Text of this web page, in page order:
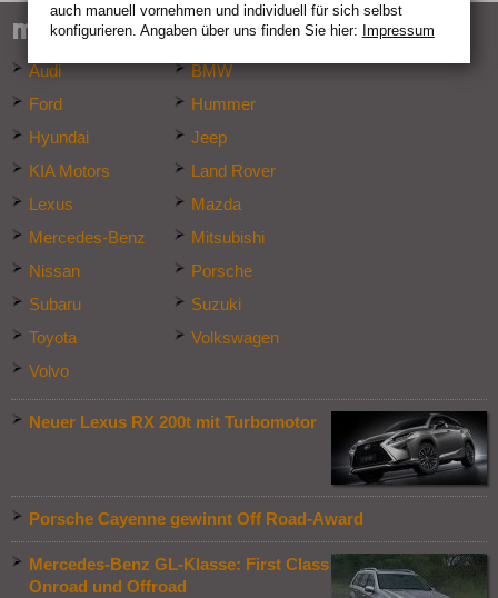
marken-specials
Audi
BMW
Ford
Hummer
Hyundai
Jeep
KIA Motors
Land Rover
Lexus
Mazda
Mercedes-Benz
Mitsubishi
Nissan
Porsche
Subaru
Suzuki
Toyota
Volkswagen
Volvo
Neuer Lexus RX 200t mit Turbomotor
Porsche Cayenne gewinnt Off Road-Award
Mercedes-Benz GL-Klasse: First Class
Onroad und Offroad
auch manuell vor­nehmen und indivi­duell für sich selbst
konfigurieren. Angaben über uns finden Sie hier: Impressum